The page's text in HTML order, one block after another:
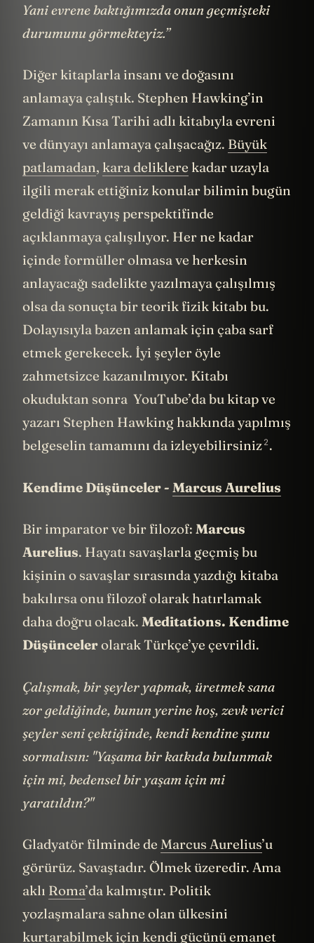
Yani evrene baktığımızda onun geçmişteki
durumunu görmekteyiz.”
Diğer kitaplarla insanı ve doğasını
anlamaya çalıştık. Stephen Hawking’in
Zamanın Kısa Tarihi adlı kitabıyla evreni
ve dünyayı anlamaya çalışacağız. Büyük
patlamadan, kara deliklere kadar uzayla
ilgili merak ettiğiniz konular bilimin bugün
geldiği kavrayış perspektifinde
açıklanmaya çalışılıyor. Her ne kadar
içinde formüller olmasa ve herkesin
anlayacağı sadelikte yazılmaya çalışılmış
olsa da sonuçta bir teorik fizik kitabı bu.
Dolayısıyla bazen anlamak için çaba sarf
etmek gerekecek. İyi şeyler öyle
zahmetsizce kazanılmıyor. Kitabı
okuduktan sonra YouTube’da bu kitap ve
yazarı Stephen Hawking hakkında yapılmış
belgeselin tamamını da izleyebilirsiniz2.
Kendime Düşünceler - Marcus Aurelius
Bir imparator ve bir filozof: Marcus
Aurelius. Hayatı savaşlarla geçmiş bu
kişinin o savaşlar sırasında yazdığı kitaba
bakılırsa onu filozof olarak hatırlamak
daha doğru olacak. Meditations. Kendime
Düşüncelerolarak Türkçe’ye çevrildi.
Çalışmak, bir şeyler yapmak, üretmek sana
zor geldiğinde, bunun yerine hoş, zevk verici
şeyler seni çektiğinde, kendi kendine şunu
sormalısın: "Yaşama bir katkıda bulunmak
için mi, bedensel bir yaşam için mi
yaratıldın?"
Gladyatör filminde de Marcus Aurelius’u
görürüz. Savaştadır. Ölmek üzeredir. Ama
aklı Roma’da kalmıştır. Politik
yozlaşmalara sahne olan ülkesini
kurtarabilmek için kendi gücünü emanet